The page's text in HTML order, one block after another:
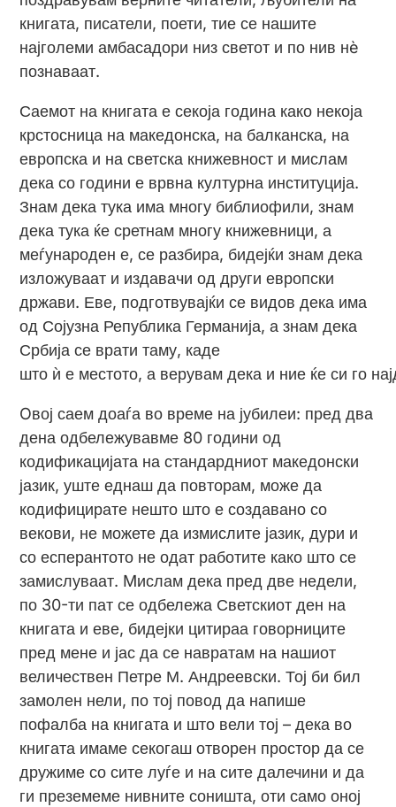
книгата, писатели, поети, тие се нашите
најголеми амбасадори низ светот и по нив нè
познаваат.
Саемот на книгата е секоја година како некоја
крстосница на македонска, на балканска, на
европска и на светска книжевност и мислам
дека со години е врвна културна институција.
Знам дека тука има многу библиофили, знам
дека тука ќе сретнам многу книжевници, а
меѓународен е, се разбира, бидејќи знам дека
изложуваат и издавачи од други европски
држави. Еве, подготвувајќи се видов дека има
од Сојузна Република Германија, а знам дека
Србија се врати таму, каде
што ѝ е местото, а верувам дека и ние ќе си го
Oвој саем доаѓа во време на јубилеи: пред два
дена одбележувавме 80 години од
кодификацијата на стандардниот македонски
јазик, уште еднаш да повторам, може да
кодифицирате нешто што е создавано со
векови, не можете да измислите јазик, дури и
со есперантото не одат работите како што се
замислуваат. Mислам дека пред две недели,
по 30-ти пат се одбележа Светскиот ден на
книгата и еве, бидејки цитираа говорниците
пред мене и јас да се навратам на нашиот
величествен Петре М. Андреевски. Тој би бил
замолен нели, по тој повод да напише
пофалба на книгата и што вели тој – дека во
книгата имаме секогаш отворен простор да се
дружиме со сите луѓе и на сите далечини и да
ги преземеме нивните соништа, оти само оној